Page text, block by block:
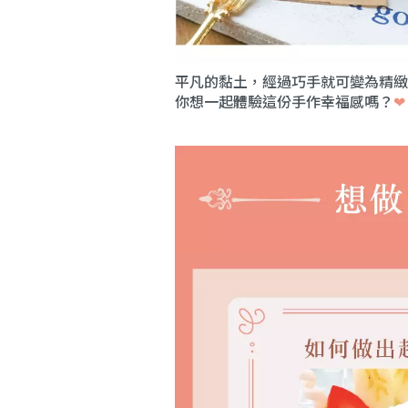
平凡的黏土，經過巧手就可變為精
你想一起體驗這份手作幸福感嗎？ ❤